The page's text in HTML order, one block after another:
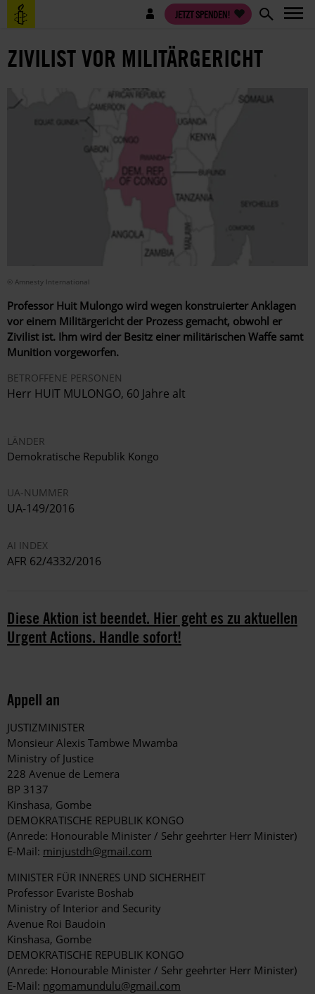
Direkt
zum
Benutzermenü JETZT SPENDEN!
ZIVILIST VOR MILITÄRGERICHT
© Amnesty International
Professor Huit Mulongo wird wegen konstruierter Anklagen
vor einem Militärgericht der Prozess gemacht, obwohl er
Zivilist ist. Ihm wird der Besitz einer militärischen Waffe samt
Munition vorgeworfen.
BETROFFENE PERSONEN
Herr HUIT MULONGO, 60 Jahre alt
LÄNDER
Demokratische Republik Kongo
UA-NUMMER
UA-149/2016
AI INDEX
AFR 62/4332/2016
Diese Aktion ist beendet. Hier geht es zu aktuellen
Urgent Actions. Handle sofort!
Appell an
JUSTIZMINISTER
Monsieur Alexis Tambwe Mwamba
Ministry of Justice
228 Avenue de Lemera
BP 3137
Kinshasa, Gombe
DEMOKRATISCHE REPUBLIK KONGO
(Anrede: Honourable Minister / Sehr geehrter Herr Minister)
E-Mail: minjustdh@gmail.com
MINISTER FÜR INNERES UND SICHERHEIT
Professor Evariste Boshab
Ministry of Interior and Security
Avenue Roi Baudoin
Kinshasa, Gombe
DEMOKRATISCHE REPUBLIK KONGO
(Anrede: Honourable Minister / Sehr geehrter Herr Minister)
E-Mail: ngomamundulu@gmail.com